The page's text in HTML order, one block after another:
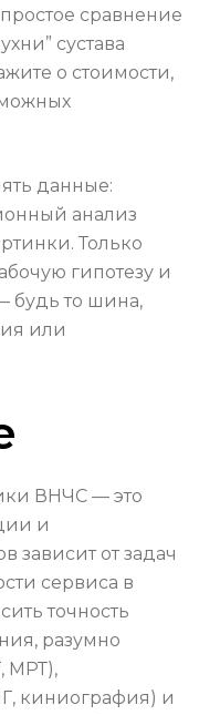
сравнение
сустава
о стоимости,
данные:
анализ
Только
гипотезу и
будь то шина,
или
ВНЧС — это
и
зависит от задач
сервиса в
точность
разумно
МРТ),
киниография) и